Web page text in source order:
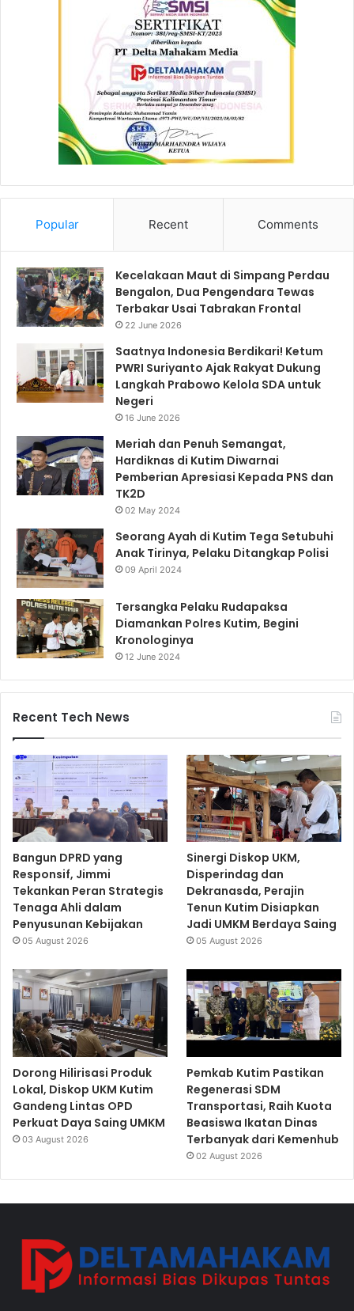
Popular Recent Comments
Kecelakaan Maut di Simpang Perdau
Bengalon, Dua Pengendara Tewas
Terbakar Usai Tabrakan Frontal
22 June 2026
Saatnya Indonesia Berdikari! Ketum
PWRI Suriyanto Ajak Rakyat Dukung
Langkah Prabowo Kelola SDA untuk
Negeri
16 June 2026
Meriah dan Penuh Semangat,
Hardiknas di Kutim Diwarnai
Pemberian Apresiasi Kepada PNS dan
TK2D
02 May 2024
Seorang Ayah di Kutim Tega Setubuhi
Anak Tirinya, Pelaku Ditangkap Polisi
09 April 2024
Tersangka Pelaku Rudapaksa
Diamankan Polres Kutim, Begini
Kronologinya
12 June 2024
Recent Tech News
Bangun DPRD yang
Responsif, Jimmi
Tekankan Peran Strategis
Tenaga Ahli dalam
Penyusunan Kebijakan
05 August 2026
Sinergi Diskop UKM,
Disperindag dan
Dekranasda, Perajin
Tenun Kutim Disiapkan
Jadi UMKM Berdaya Saing
05 August 2026
Dorong Hilirisasi Produk
Lokal, Diskop UKM Kutim
Gandeng Lintas OPD
Perkuat Daya Saing UMKM
03 August 2026
Pemkab Kutim Pastikan
Regenerasi SDM
Transportasi, Raih Kuota
Beasiswa Ikatan Dinas
Terbanyak dari Kemenhub
02 August 2026